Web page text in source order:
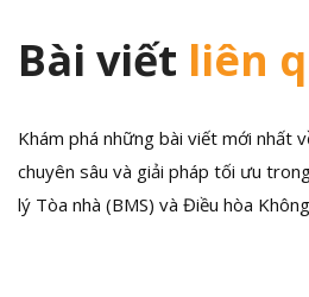
Bài viết liên
Khám phá những bài viết mới nhất
chuyên sâu và giải pháp tối ưu
lý Tòa nhà (BMS) và Điều hòa